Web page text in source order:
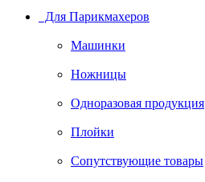
Для Парикмахеров
Машинки
Ножницы
Одноразовая продукция
Плойки
Сопутствующие товары